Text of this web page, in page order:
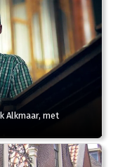
Alkmaar, met